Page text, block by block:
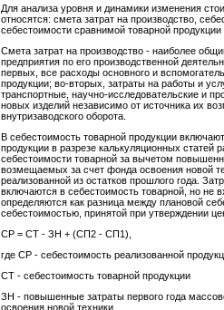
Для анализа уровня и динамики изменения
относятся: смета затрат на производство,
себестоимости сравнимой товарной
Смета затрат на производство - наиболее
предприятия по его производственной
первых, все расходы основного и
продукции; во-вторых, затраты на работы и
транспортные, научно-исследовательские и
новых изделий независимо от источника их
внутризаводского оборота.
В себестоимость товарной продукции
продукции в разрезе калькуляционных
себестоимости товарной за вычетом
возмещаемых за счет фонда освоения новой
реализованной из остатков прошлого года.
включаются в себестоимость товарной, но не
определяются как разница между плановой
себестоимостью, принятой при утверждении
СР = СТ - ЗН + (СП2 - СП1),
где СР - себестоимость реализованной
СТ - себестоимость товарной продукции
ЗН - повышенные затраты первого года
освоения новой техники